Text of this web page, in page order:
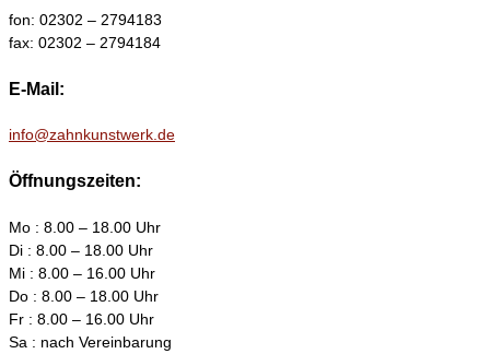
fon: 02302 – 2794183
fax: 02302 – 2794184
E-Mail:
info@zahnkunstwerk.de
Öffnungszeiten:
Mo : 8.00 – 18.00 Uhr
Di : 8.00 – 18.00 Uhr
Mi : 8.00 – 16.00 Uhr
Do : 8.00 – 18.00 Uhr
Fr : 8.00 – 16.00 Uhr
Sa : nach Vereinbarung